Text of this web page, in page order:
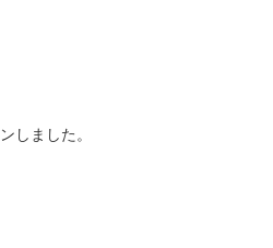
しました。